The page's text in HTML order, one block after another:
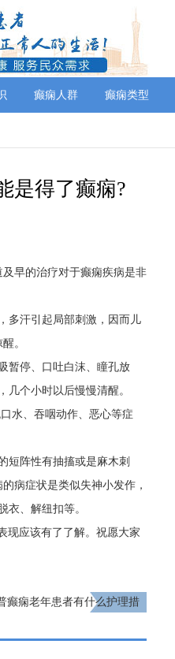
癫痫人群 癫痫类型
是得了癫痫?
早的治疗对于癫痫疾病是非
多汗引起局部刺激，因而儿
。
暂停、口吐白沫、瞳孔放
个小时以后慢慢清醒。
水、吞咽动作、恶心等症
短阵性有抽搐或是麻木刺
病症状是类似失神小发作，
衣、解纽扣等。
现应该有了了解。祝愿大家
癫痫老年患者有什么护理措